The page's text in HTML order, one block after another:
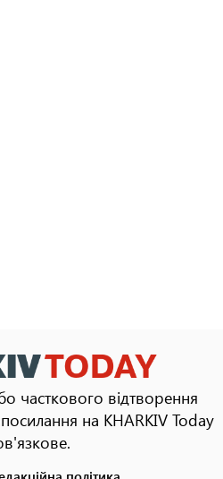
часткового відтворення
на KHARKIV Today